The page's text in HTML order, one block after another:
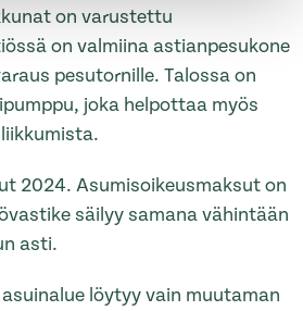
on varustettu
on valmiina astianpesukone
pesutornille. Talossa on
joka helpottaa myös
2024. Asumisoikeusmaksut on
säilyy samana vähintään
asti.
löytyy vain muutaman